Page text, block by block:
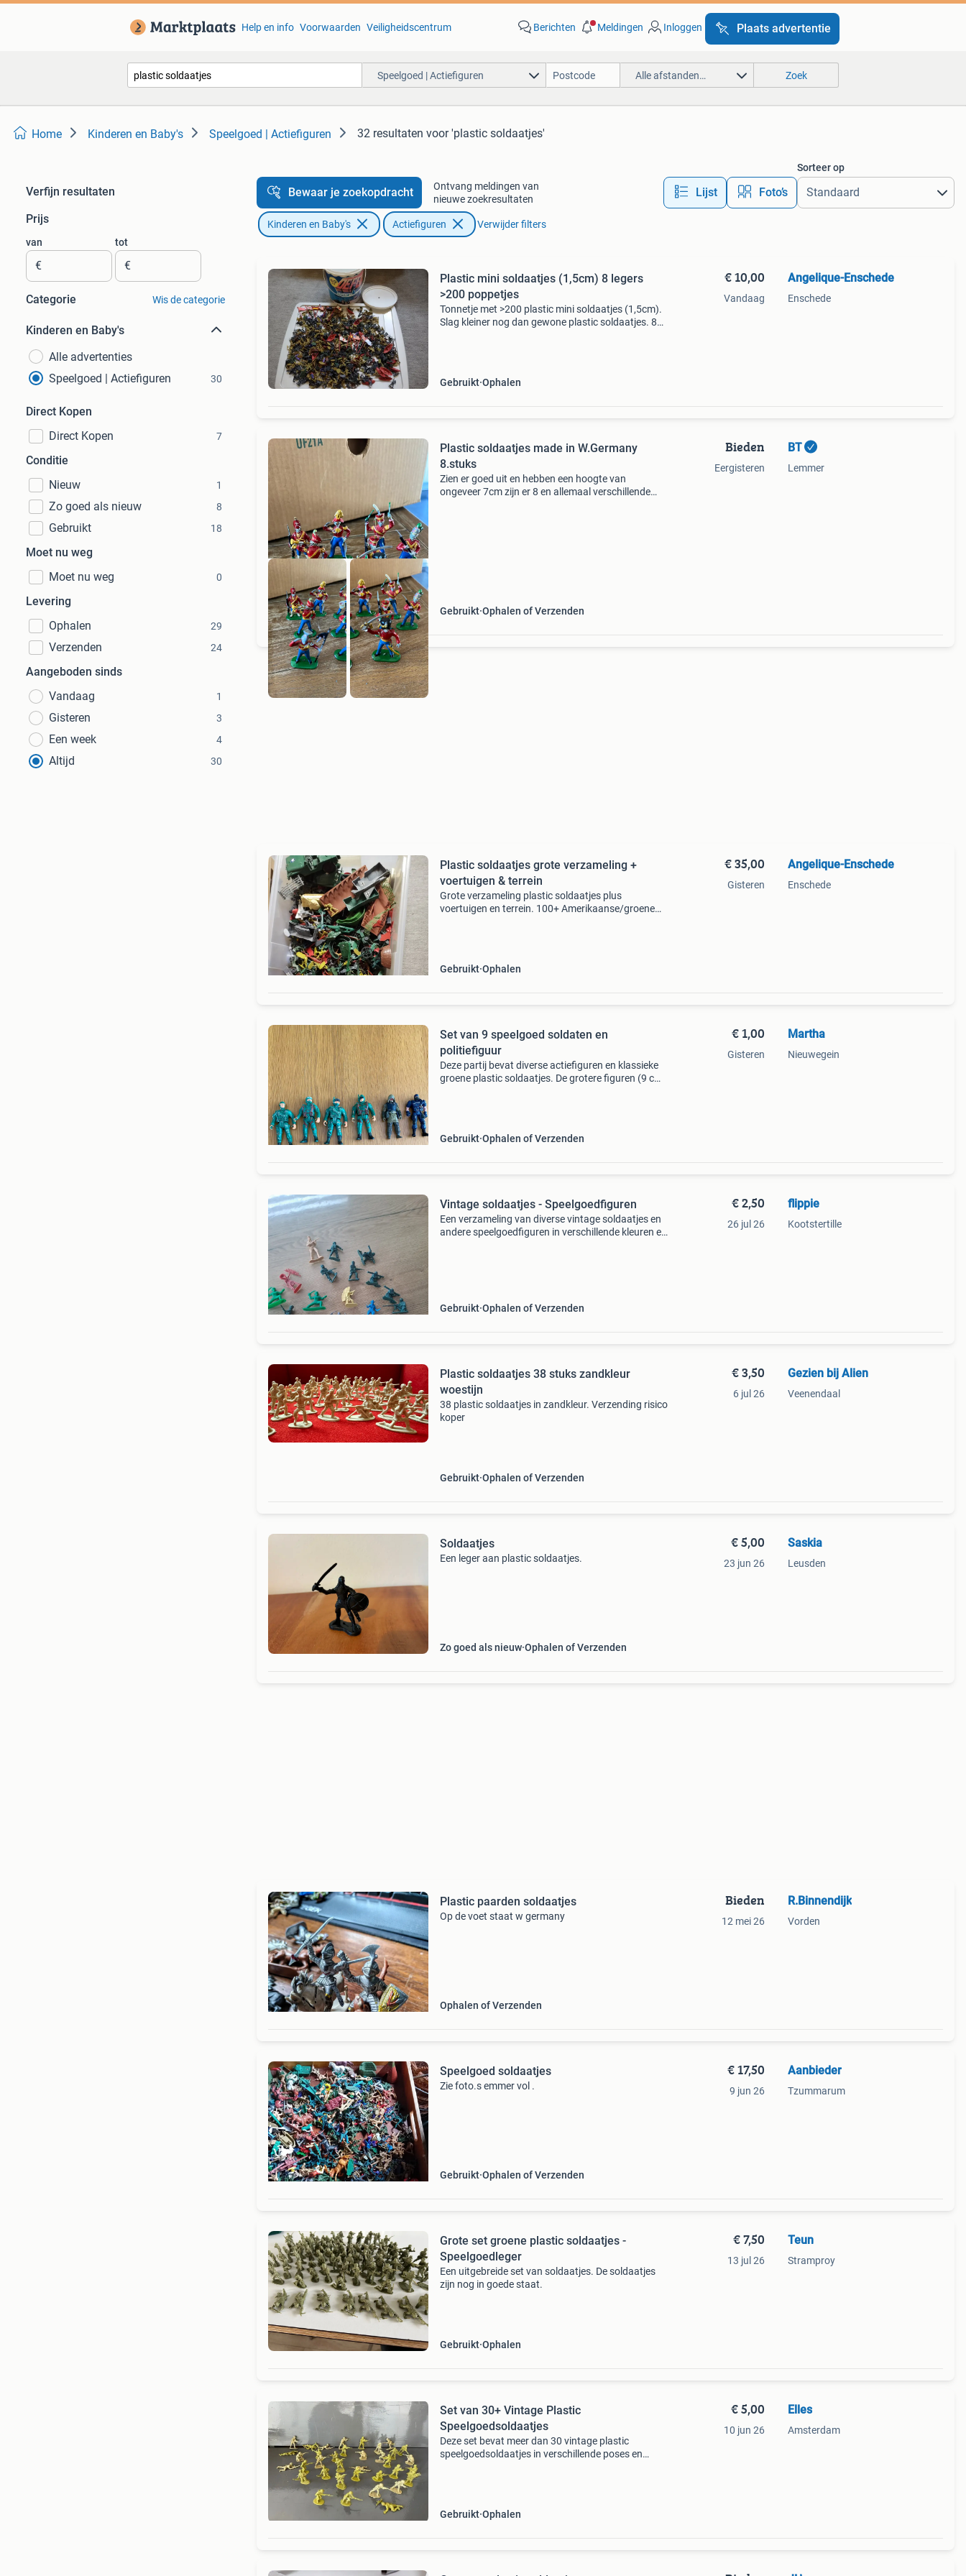
Help en info Voorwaarden Veiligheidscentrum Berichten Meldingen Inloggen Plaats advertentie
Speelgoed | Actiefiguren Alle afstanden… Zoek
Home Kinderen en Baby's Speelgoed | Actiefiguren 32 resultaten voor 'plastic soldaatjes'
Verfijn resultaten
Prijs
van
€
tot
€
Categorie Wis de categorie
Kinderen en Baby's
Alle advertenties
Speelgoed | Actiefiguren
30
Direct Kopen
Direct Kopen
7
Conditie
Nieuw
1
Zo goed als nieuw 8
Gebruikt 18
Moet nu weg
Moet nu weg
0
Levering
Ophalen
29
Verzenden 24
Aangeboden sinds
Vandaag
1
Gisteren 3
Een week 4
Altijd 30
Bewaar je zoekopdracht
Ontvang meldingen van
nieuwe zoekresultaten
Lijst Foto’s
Sorteer op
Kinderen en Baby's Actiefiguren Verwijder filters
Plastic mini soldaatjes (1,5cm) 8 legers
>200 poppetjes
Tonnetje met >200 plastic mini soldaatjes (1,5cm).
Slag kleiner nog dan gewone plastic soldaatjes. 8
Gebruikt Ophalen
€ 10,00
Vandaag
Angelique-Enschede
Enschede
Plastic soldaatjes made in W.Germany
8.stuks
Zien er goed uit en hebben een hoogte van
ongeveer 7cm zijn er 8 en allemaal verschillende
Gebruikt Ophalen of Verzenden
Bieden
Eergisteren
BT
Lemmer
Plastic soldaatjes grote verzameling +
voertuigen & terrein
Grote verzameling plastic soldaatjes plus
voertuigen en terrein. 100+ Amerikaanse/groene
Gebruikt Ophalen
€ 35,00
Gisteren
Angelique-Enschede
Enschede
Set van 9 speelgoed soldaten en
politiefiguur
Deze partij bevat diverse actiefiguren en klassieke
groene plastic soldaatjes. De grotere figuren (9 cm
Gebruikt Ophalen of Verzenden
€ 1,00
Gisteren
Martha
Nieuwegein
Vintage soldaatjes - Speelgoedfiguren
Een verzameling van diverse vintage soldaatjes en
andere speelgoedfiguren in verschillende kleuren en
Gebruikt Ophalen of Verzenden
€ 2,50
26 jul 26
flippie
Kootstertille
Plastic soldaatjes 38 stuks zandkleur
woestijn
38 plastic soldaatjes in zandkleur. Verzending risico
koper
Gebruikt Ophalen of Verzenden
€ 3,50
6 jul 26
Gezien bij Alien
Veenendaal
Soldaatjes
Een leger aan plastic soldaatjes.
Zo goed als nieuw Ophalen of Verzenden
€ 5,00
23 jun 26
Saskia
Leusden
Plastic paarden soldaatjes
Op de voet staat w germany
Ophalen of Verzenden
Bieden
12 mei 26
R.Binnendijk
Vorden
Speelgoed soldaatjes
Zie foto.s emmer vol .
Gebruikt Ophalen of Verzenden
€ 17,50
9 jun 26
Aanbieder
Tzummarum
Grote set groene plastic soldaatjes -
Speelgoedleger
Een uitgebreide set van soldaatjes. De soldaatjes
zijn nog in goede staat.
Gebruikt Ophalen
€ 7,50
13 jul 26
Teun
Stramproy
Set van 30+ Vintage Plastic
Speelgoedsoldaatjes
Deze set bevat meer dan 30 vintage plastic
speelgoedsoldaatjes in verschillende poses en
Gebruikt Ophalen
€ 5,00
10 jun 26
Elles
Amsterdam